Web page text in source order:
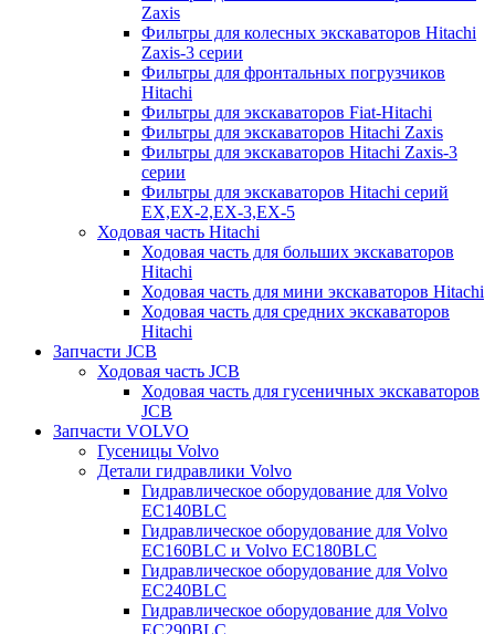
Zaxis
Фильтры для колесных экскаваторов Hitachi
Zaxis-3 серии
Фильтры для фронтальных погрузчиков
Hitachi
Фильтры для экскаваторов Fiat-Hitachi
Фильтры для экскаваторов Hitachi Zaxis
Фильтры для экскаваторов Hitachi Zaxis-3
серии
Фильтры для экскаваторов Hitachi серий
EX,EX-2,EX-3,EX-5
Ходовая часть Hitachi
Ходовая часть для больших экскаваторов
Hitachi
Ходовая часть для мини экскаваторов Hitachi
Ходовая часть для средних экскаваторов
Hitachi
Запчасти JCB
Ходовая часть JCB
Ходовая часть для гусеничных экскаваторов
JCB
Запчасти VOLVO
Гусеницы Volvo
Детали гидравлики Volvo
Гидравлическое оборудование для Volvo
EC140BLC
Гидравлическое оборудование для Volvo
EC160BLC и Volvo EC180BLC
Гидравлическое оборудование для Volvo
EC240BLC
Гидравлическое оборудование для Volvo
EC290BLC